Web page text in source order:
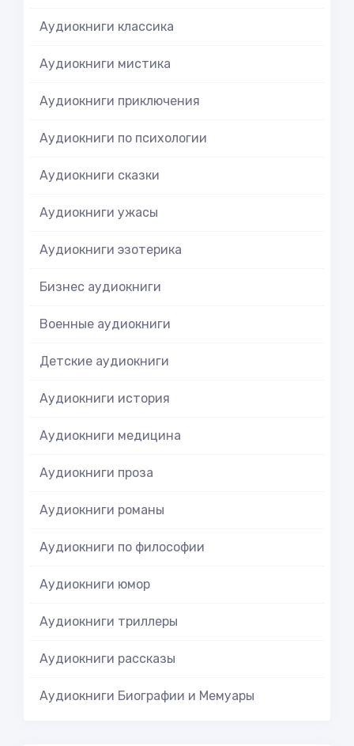
Аудиокниги классика
Аудиокниги мистика
Аудиокниги приключения
Аудиокниги по психологии
Аудиокниги сказки
Аудиокниги ужасы
Аудиокниги эзотерика
Бизнес аудиокниги
Военные аудиокниги
Детские аудиокниги
Аудиокниги история
Аудиокниги медицина
Аудиокниги проза
Аудиокниги романы
Аудиокниги по философии
Аудиокниги юмор
Аудиокниги триллеры
Аудиокниги рассказы
Аудиокниги Биографии и Мемуары